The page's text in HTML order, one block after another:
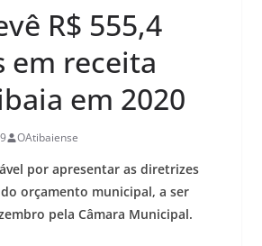
R$ 555,4
em receita
em 2020
OAtibaiense
por apresentar as diretrizes
orçamento municipal, a ser
pela Câmara Municipal.